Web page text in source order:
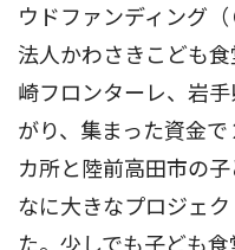
ウドファンディング
法人かわさきこども
崎フロンターレ、岩
がり、集まった資金
カ所と陸前高田市の
なに大きなプロジェ
た。少しでも子ども食